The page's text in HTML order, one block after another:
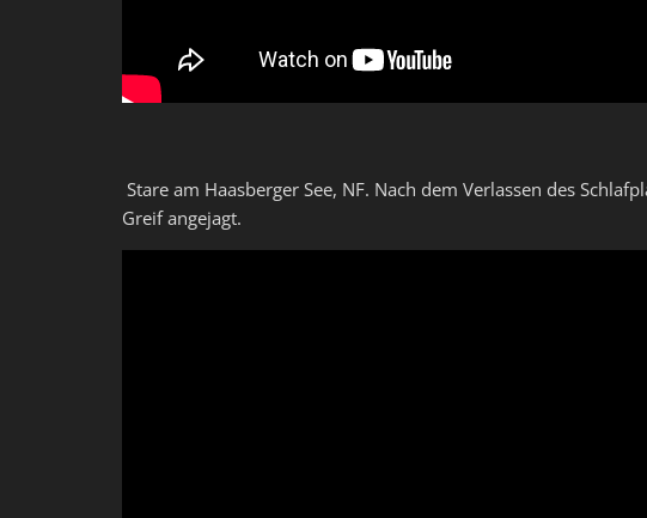
Stare am Haasberger See, NF. Nach dem Verlassen des
Greif angejagt.